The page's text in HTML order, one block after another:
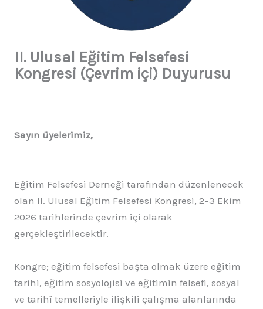
II. Ulusal Eğitim Felsefesi
Kongresi (Çevrim içi) Duyurusu
Sayın üyelerimiz,
Eğitim Felsefesi Derneği tarafından düzenlenecek
olan II. Ulusal Eğitim Felsefesi Kongresi, 2–3 Ekim
2026 tarihlerinde çevrim içi olarak
gerçekleştirilecektir.
Kongre; eğitim felsefesi başta olmak üzere eğitim
tarihi, eğitim sosyolojisi ve eğitimin felsefi, sosyal
ve tarihî temelleriyle ilişkili çalışma alanlarında